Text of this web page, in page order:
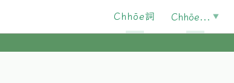
Chhōe詞 Chhōe...